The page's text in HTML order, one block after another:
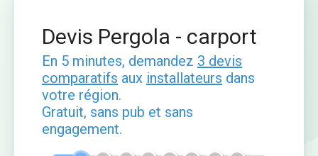
Devis Pergola - carport
En 5 minutes, demandez 3 devis
comparatifs aux installateurs dans
votre région.
Gratuit, sans pub et sans
engagement.